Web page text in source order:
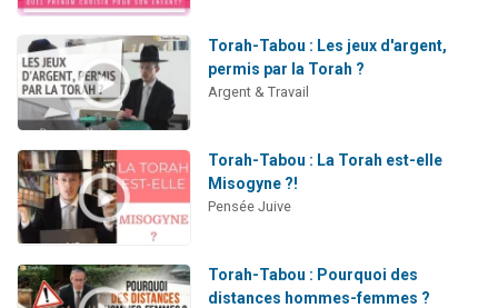
Torah-Tabou : Les jeux d'argent,
permis par la Torah ?
Argent & Travail
Torah-Tabou : La Torah est-elle
Misogyne ?!
Pensée Juive
Torah-Tabou : Pourquoi des
distances hommes-femmes ?